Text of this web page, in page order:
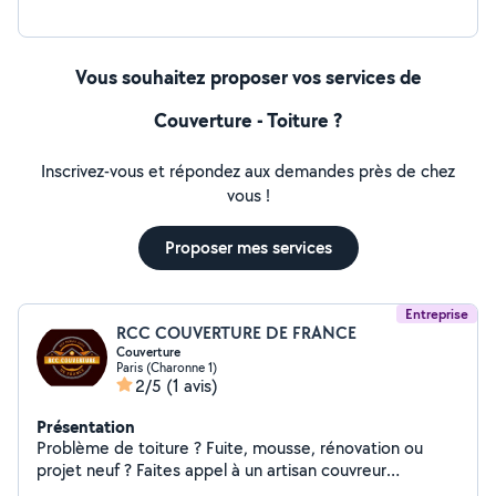
d'autres petits bricolages du quotidien.
Vous souhaitez proposer vos services de
Couverture - Toiture ?
Inscrivez-vous et répondez aux demandes près de chez
vous !
Proposer mes services
Entreprise
RCC COUVERTURE DE FRANCE
Couverture
Paris (Charonne 1)
2/5 (1 avis)
Présentation
Problème de toiture ? Fuite, mousse, rénovation ou
projet neuf ? Faites appel à un artisan couvreur